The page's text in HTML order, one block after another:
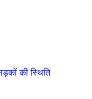
की स्थिति